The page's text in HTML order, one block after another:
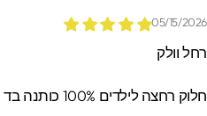
05/15/
וולק
רחצה לילדים 100% כותנה בד עבה רק ₪89 | יש כפל מבצעים!